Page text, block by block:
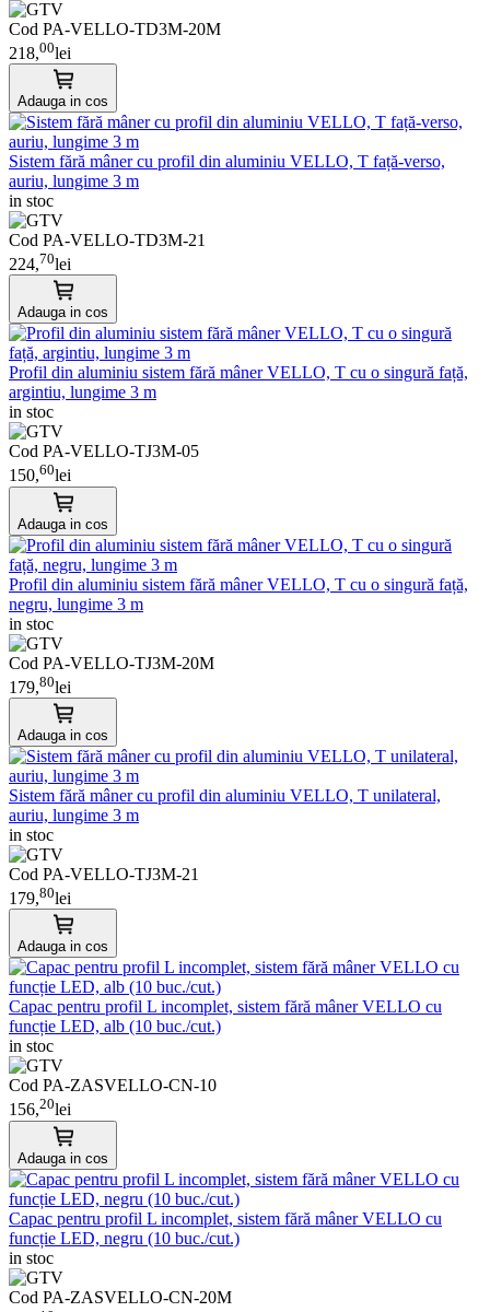
Cod PA-VELLO-TD3M-20M
218,00lei
Adauga in cos
Sistem fără mâner cu profil din aluminiu VELLO, T față-verso,
auriu, lungime 3 m
in stoc
Cod PA-VELLO-TD3M-21
224,70lei
Adauga in cos
Profil din aluminiu sistem fără mâner VELLO, T cu o singură față,
argintiu, lungime 3 m
in stoc
Cod PA-VELLO-TJ3M-05
150,60lei
Adauga in cos
Profil din aluminiu sistem fără mâner VELLO, T cu o singură față,
negru, lungime 3 m
in stoc
Cod PA-VELLO-TJ3M-20M
179,80lei
Adauga in cos
Sistem fără mâner cu profil din aluminiu VELLO, T unilateral,
auriu, lungime 3 m
in stoc
Cod PA-VELLO-TJ3M-21
179,80lei
Adauga in cos
Capac pentru profil L incomplet, sistem fără mâner VELLO cu
funcție LED, alb (10 buc./cut.)
in stoc
Cod PA-ZASVELLO-CN-10
156,20lei
Adauga in cos
Capac pentru profil L incomplet, sistem fără mâner VELLO cu
funcție LED, negru (10 buc./cut.)
in stoc
Cod PA-ZASVELLO-CN-20M